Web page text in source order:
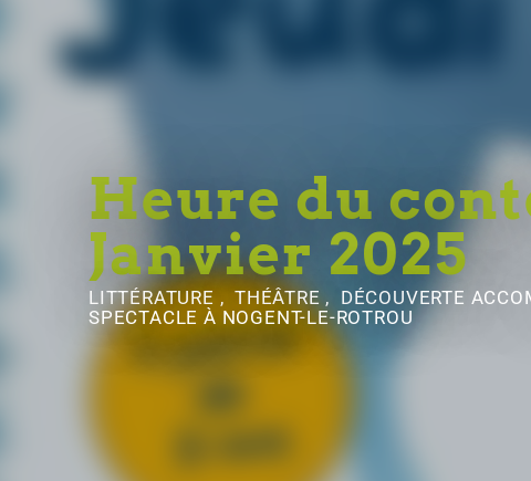
Heure du
Janvier 2025
LITTÉRATURE , THÉÂTRE , DÉCOUVERTE
SPECTACLEÀ NOGENT-LE-ROTROU